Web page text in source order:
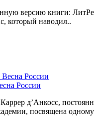
версию книги:
который наводил..
России
д’Анкосс,
посвящена одному